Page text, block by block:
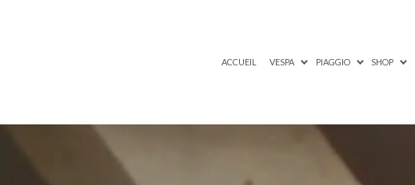
ACCUEIL VESPA PIAGGIO SHOP